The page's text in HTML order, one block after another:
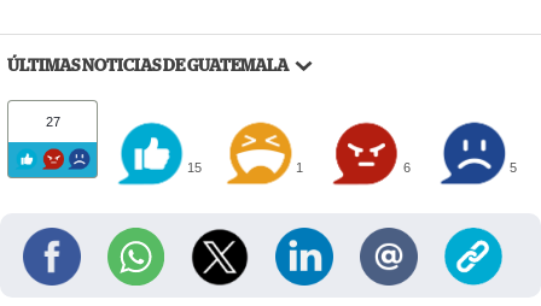
ÚLTIMAS NOTICIAS DE GUATEMALA
27
15 1 6 5